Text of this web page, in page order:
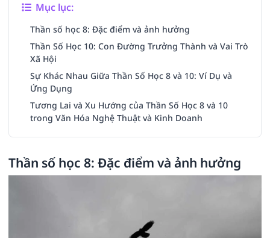
Mục lục:
Thần số học 8: Đặc điểm và ảnh hưởng
Thần Số Học 10: Con Đường Trưởng Thành và Vai Trò
Xã Hội
Sự Khác Nhau Giữa Thần Số Học 8 và 10: Ví Dụ và
Ứng Dụng
Tương Lai và Xu Hướng của Thần Số Học 8 và 10
trong Văn Hóa Nghệ Thuật và Kinh Doanh
Thần số học 8: Đặc điểm và ảnh hưởng